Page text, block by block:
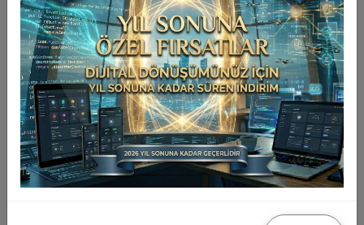
Seri İlan Scripti